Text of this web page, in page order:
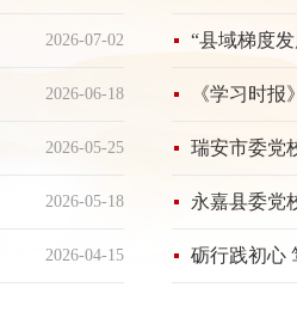
2026-07-02
2026-06-18
2026-05-25
2026-05-18
2026-04-15
“县域梯度
《学习时
瑞安市委党
永嘉县委党
砺行践初心